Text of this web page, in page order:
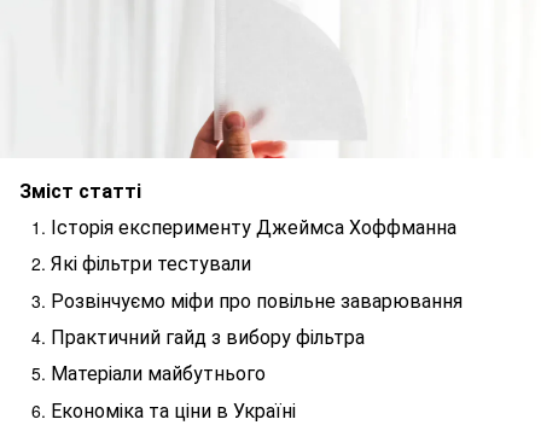
Зміст статті
Історія експерименту Джеймса Хоффманна
Які фільтри тестували
Розвінчуємо міфи про повільне заварювання
Практичний гайд з вибору фільтра
Матеріали майбутнього
Економіка та ціни в Україні